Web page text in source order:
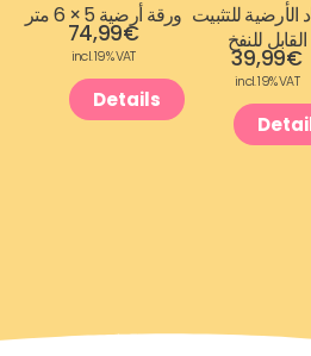
الأرضية للتثبيت
القابل للنفخ
39,99€
incl. 19% VAT
ورقة أرضية 5 × 6 متر
74,99€
incl. 19% VAT
Details